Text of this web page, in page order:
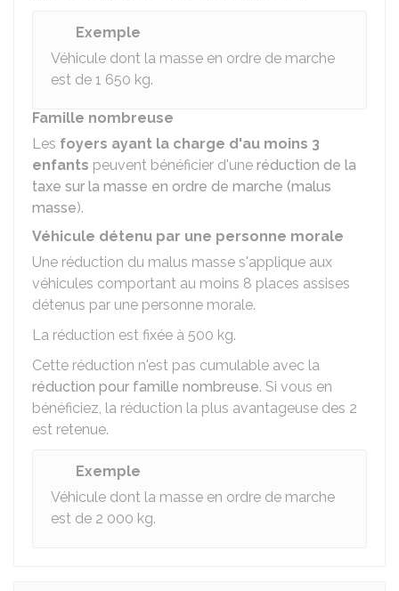
Exemple
Véhicule dont la masse en ordre de marche
est de 1 650 kg.
Famille nombreuse
Les foyers ayant la charge d'au moins 3
enfants peuvent bénéficier d'une réduction de la
taxe sur la masse en ordre de marche (malus
masse).
Véhicule détenu par une personne morale
Une réduction du malus masse s'applique aux
véhicules comportant au moins 8 places assises
détenus par une personne morale.
La réduction est fixée à 500 kg.
Cette réduction n'est pas cumulable avec la
réduction pour famille nombreuse. Si vous en
bénéficiez, la réduction la plus avantageuse des 2
est retenue.
Exemple
Véhicule dont la masse en ordre de marche
est de 2 000 kg.